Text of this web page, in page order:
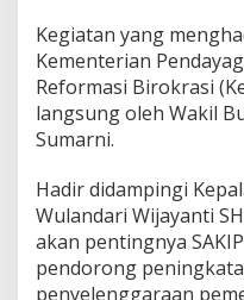
Kegiatan yang
Kementerian
Reformasi Birokrasi
langsung oleh Wakil
Sumarni.
Hadir didampingi
Wulandari Wijayanti
akan pentingnya
pendorong
penyelenggaraan